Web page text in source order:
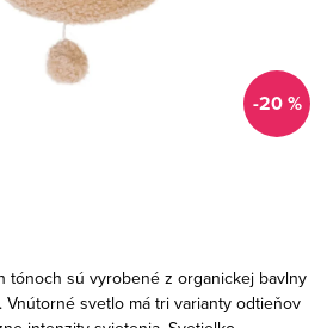
-20 %
tónoch sú vyrobené z organickej bavlny
svetlo má tri varianty odtieňov